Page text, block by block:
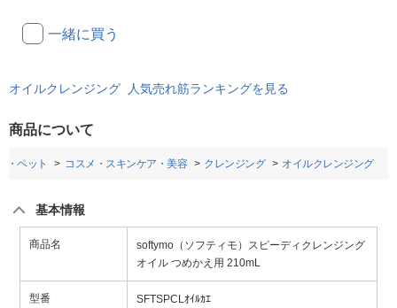
一緒に買う
オイルクレンジング 人気売れ筋ランキングを見る
商品について
・ペット コスメ・スキンケア・美容 クレンジング オイルクレンジング
基本情報
商品名
softymo（ソフティモ）スピーディクレンジング
オイル つめかえ用 210mL
型番 SFTSPCLｵｲﾙｶｴ